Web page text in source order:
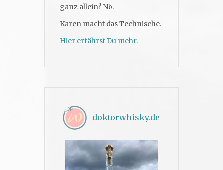
ganz allein? Nö.
Karen macht das Technische.
Hier erfährst Du mehr.
doktorwhisky.de